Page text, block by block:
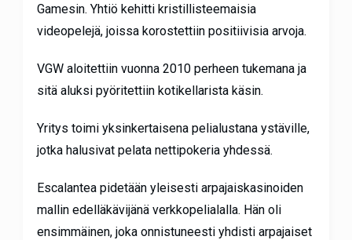
Gamesin. Yhtiö kehitti kristillisteemaisia
videopelejä, joissa korostettiin positiivisia arvoja.
VGW aloitettiin vuonna 2010 perheen tukemana ja
sitä aluksi pyöritettiin kotikellarista käsin.
Yritys toimi yksinkertaisena pelialustana ystäville,
jotka halusivat pelata nettipokeria yhdessä.
Escalantea pidetään yleisesti arpajaiskasinoiden
mallin edelläkävijänä verkkopelialalla. Hän oli
ensimmäinen, joka onnistuneesti yhdisti arpajaiset